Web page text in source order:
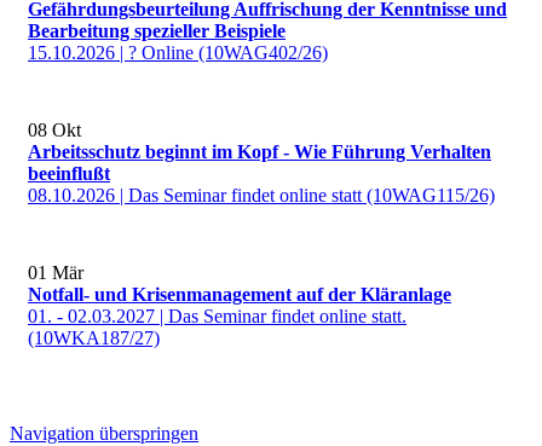
Gefährdungsbeurteilung Auffrischung der Kenntnisse und
Bearbeitung spezieller Beispiele
15.10.2026 | ? Online (10WAG402/26)
08 Okt
Arbeitsschutz beginnt im Kopf - Wie Führung Verhalten
beeinflußt
08.10.2026 | Das Seminar findet online statt (10WAG115/26)
01 Mär
Notfall- und Krisenmanagement auf der Kläranlage
01. - 02.03.2027 | Das Seminar findet online statt.
(10WKA187/27)
Navigation überspringen